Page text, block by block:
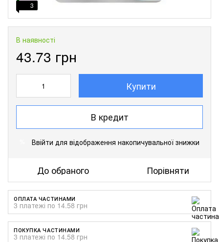
3
В наявності
43.73 грн
Купити
В кредит
Ввійти для відображення накопичувальної знижки
До обраного Порівняти
ОПЛАТА ЧАСТИНАМИ
3 платежі по 14.58 грн
ПОКУПКА ЧАСТИНАМИ
3 платежі по 14.58 грн